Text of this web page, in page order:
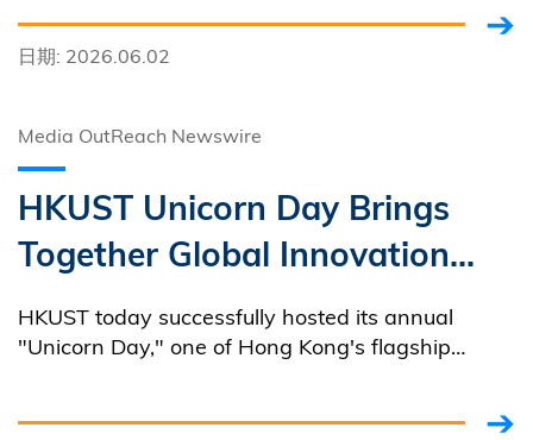
日期: 2026.06.02
Media OutReach Newswire
HKUST Unicorn Day Brings
Together Global Innovation
and Entrepreneurship Leaders
HKUST today successfully hosted its annual
"Unicorn Day," one of Hong Kong's flagship